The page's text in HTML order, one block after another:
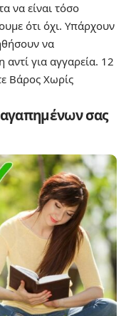
να είναι τόσο
ότι όχι. Υπάρχουν
να
αντί για αγγαρεία. 12
Βάρος Χωρίς
σας